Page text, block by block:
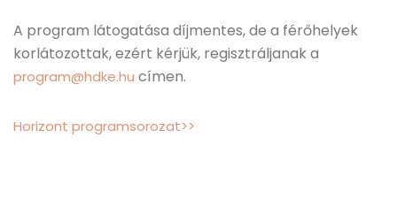
A program látogatása díjmentes, de a férőhelyek
korlátozottak, ezért kérjük, regisztráljanak a
program@hdke.hu címen.
Horizont programsorozat>>